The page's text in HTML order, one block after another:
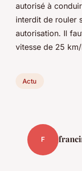
autorisé à
interdit de rouler
autorisation. Il
vitesse de 25
Actu
F